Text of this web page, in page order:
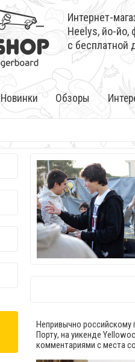
Интернет-
Heelys, йо-йо,
с бесплатной
Новинки Обзоры
Непривычно российскому
Порту, на уикенде
комментариями с места